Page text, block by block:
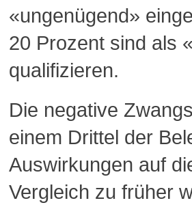
«ungenügend»
20 Prozent sind als
qualifizieren.
Die negative
einem Drittel der
Auswirkungen auf
Vergleich zu früher